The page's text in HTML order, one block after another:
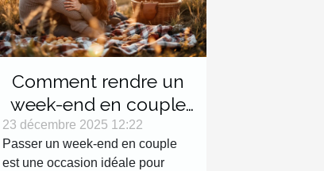
Comment rendre un
week-end en couple
inoubliable ?
23 décembre 2025 12:22
Passer un week-end en couple
est une occasion idéale pour